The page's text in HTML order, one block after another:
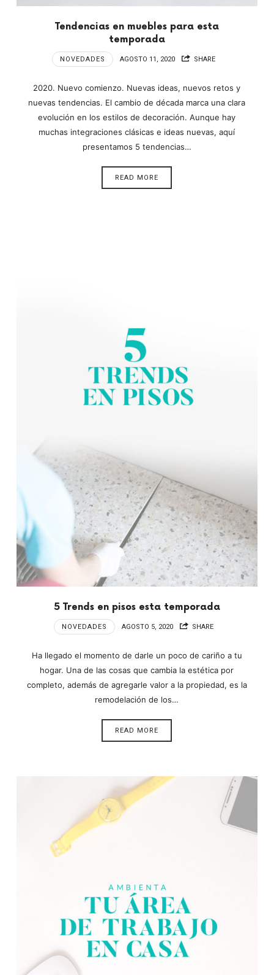
Tendencias en muebles para esta
temporada
NOVEDADES AGOSTO 11, 2020 SHARE
2020. Nuevo comienzo. Nuevas ideas, nuevos retos y
nuevas tendencias. El cambio de década marca una clara
evolución en los estilos de decoración. Aunque hay
muchas integraciones clásicas e ideas nuevas, aquí
presentamos 5 tendencias…
READ MORE
5 Trends en pisos esta temporada
NOVEDADES AGOSTO 5, 2020 SHARE
Ha llegado el momento de darle un poco de cariño a tu
hogar. Una de las cosas que cambia la estética por
completo, además de agregarle valor a la propiedad, es la
remodelación de los…
READ MORE